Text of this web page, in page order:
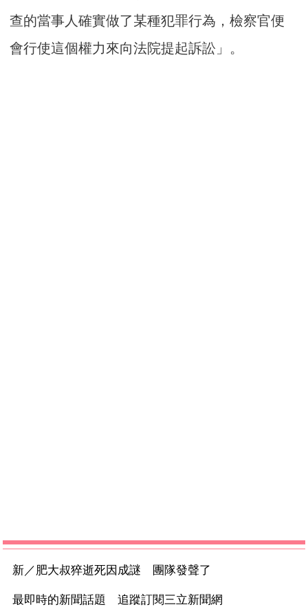
查的當事人確實做了某種犯罪行為，檢察官便
會行使這個權力來向法院提起訴訟」。
新／肥大叔猝逝死因成謎 團隊發聲了
最即時的新聞話題 追蹤訂閱三立新聞網